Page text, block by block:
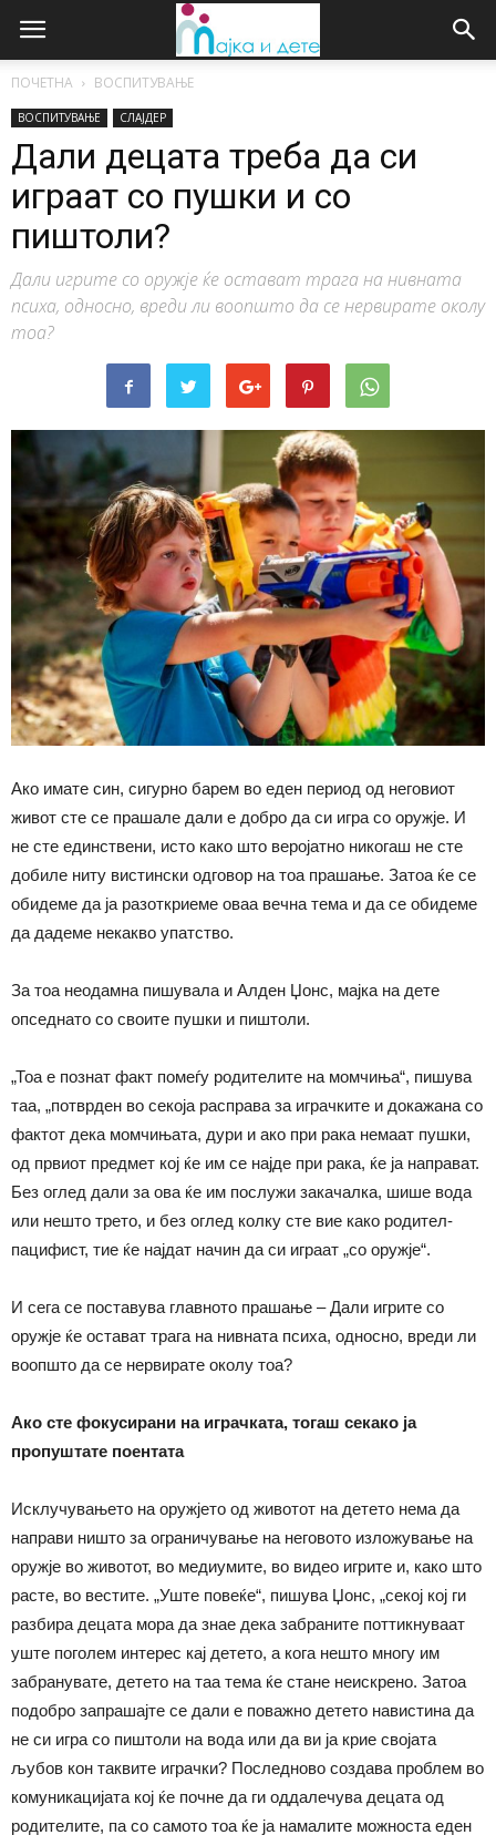
ПОЧЕТНА ВОСПИТУВАЊЕ
ВОСПИТУВАЊЕ СЛАЈДЕР
Дали децата треба да си
играат со пушки и со
пиштоли?
Дали игрите со оружје ќе остават трага на нивната
психа, односно, вреди ли воопшто да се нервирате околу
тоа?
Ако имате син, сигурно барем во еден период од неговиот
живот сте се прашале дали е добро да си игра со оружје. И
не сте единствени, исто како што веројатно никогаш не сте
добиле ниту вистински одговор на тоа прашање. Затоа ќе се
обидеме да ја разоткриеме оваа вечна тема и да се обидеме
да дадеме некакво упатство.
За тоа неодамна пишувала и Алден Џонс, мајка на дете
опседнато со своите пушки и пиштоли.
„Тоа е познат факт помеѓу родителите на момчиња“, пишува
таа, „потврден во секоја расправа за играчките и докажана со
фактот дека момчињата, дури и ако при рака немаат пушки,
од првиот предмет кој ќе им се најде при рака, ќе ја направат.
Без оглед дали за ова ќе им послужи закачалка, шише вода
или нешто трето, и без оглед колку сте вие како родител-
пацифист, тие ќе најдат начин да си играат „со оружје“.
И сега се поставува главното прашање – Дали игрите со
оружје ќе остават трага на нивната психа, односно, вреди ли
воопшто да се нервирате околу тоа?
Ако сте фокусирани на играчката, тогаш секако ја
пропуштате поентата
Исклучувањето на оружјето од животот на детето нема да
направи ништо за ограничување на неговото изложување на
оружје во животот, во медиумите, во видео игрите и, како што
расте, во вестите. „Уште повеќе“, пишува Џонс, „секој кој ги
разбира децата мора да знае дека забраните поттикнуваат
уште поголем интерес кај детето, а кога нешто многу им
забранувате, детето на таа тема ќе стане неискрено. Затоа
подобро запрашајте се дали е поважно детето навистина да
не си игра со пиштоли на вода или да ви ја крие својата
љубов кон таквите играчки? Последново создава проблем во
комуникацијата кој ќе почне да ги оддалечува децата од
родителите, па со самото тоа ќе ја намалите можноста еден